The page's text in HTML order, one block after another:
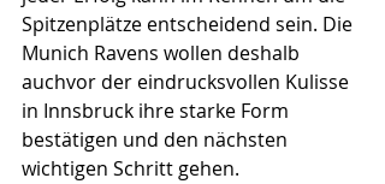
Spitzenplätze entscheidend sein. Die
Munich Ravens wollen deshalb
auchvor der eindrucksvollen Kulisse
in Innsbruck ihre starke Form
bestätigen und den nächsten
wichtigen Schritt gehen.